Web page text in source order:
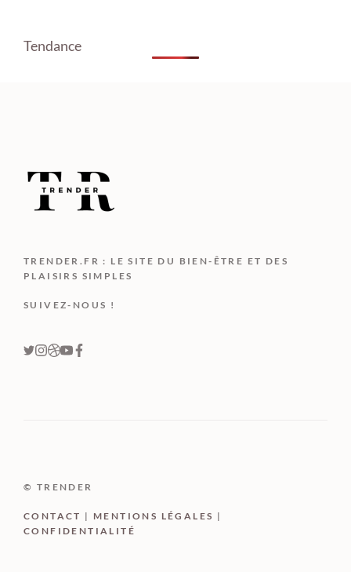
Tendance
TRENDER.FR : LE SITE DU BIEN-ÊTRE ET DES
PLAISIRS SIMPLES
SUIVEZ-NOUS !
© TRENDER
CONTACT | MENTIONS LÉGALES |
CONFIDENTIALITÉ